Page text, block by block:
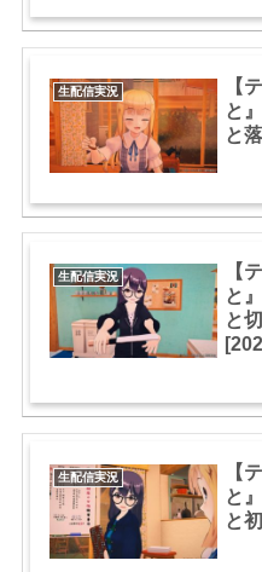
生配信実況
【
と
と
生配信実況
【
と
と
生配信実況
【
と
と